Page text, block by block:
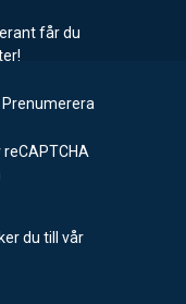
får du
Prenumerera
du till vår